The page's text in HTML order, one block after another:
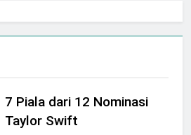
Melalui “INDEPENDENCE
SPIRIT”, Hadirkan Promo
Galeria Mall Sambut Bulan
Negeriku 2026: Perayaan
HUT RI di Malioboro Mall
Juli 31, 2026
7 Piala dari 12 Nominasi
Taylor Swift